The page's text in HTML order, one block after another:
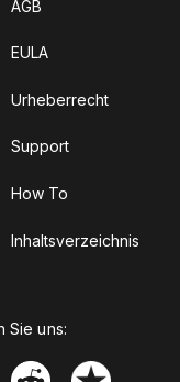
AGB
EULA
Urheberrecht
Support
How To
Inhaltsverzeichnis
Sie uns: